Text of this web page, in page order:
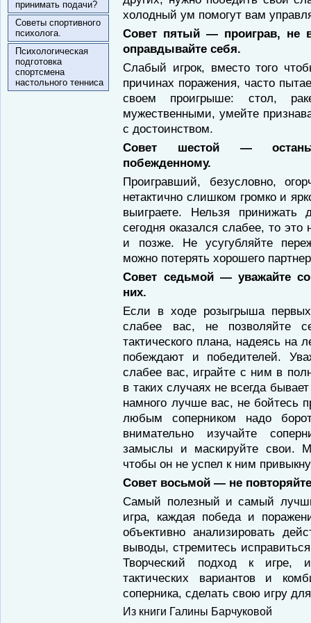
принимать подачи?
Советы спортивного
психолога.
Психологическая
подготовка
спортсмена
настольного тенниса
холодный ум помогут вам
Совет пятый — проиграв, не
оправдывайте себя.
Слабый игрок, вместо того
причинах поражения, часто
своем проигрыше: стол,
мужественными, умейте
с достоинством.
Совет шестой —
побежденному.
Проигравший, безусловно,
нетактично слишком громко и
выиграете. Нельзя принижать
сегодня оказался слабее, то это
и позже. Не усугубляйте
можно потерять хорошего
Совет седьмой — уважайте
них.
Если в ходе розыгрыша
слабее вас, не позволяйте
тактического плана, надеясь на
побеждают и победителей.
слабее вас, играйте с ним в
в таких случаях не всегда
намного лучше вас, не бойтесь
любым соперником надо
внимательно изучайте
замыслы и маскируйте свои.
чтобы он не успел к ним
Совет восьмой — не
Самый полезный и самый
игра, каждая победа и
объективно анализировать
выводы, стремитесь
Творческий подход к игре,
тактических вариантов и
соперника, сделать свою игру
Из книги Галины Барчуковой